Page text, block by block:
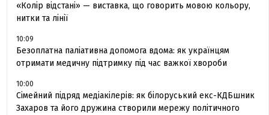
«Колір відстані» — виставка, що говорить мовою кольору,
нитки та лінії
10:09
Безоплатна паліативна допомога вдома: як українцям
отримати медичну підтримку під час важкої хвороби
10:00
Сімейний підряд медіакілерів: як білоруський екс-КДБшник
Захаров та його дружина створили мережу політичного